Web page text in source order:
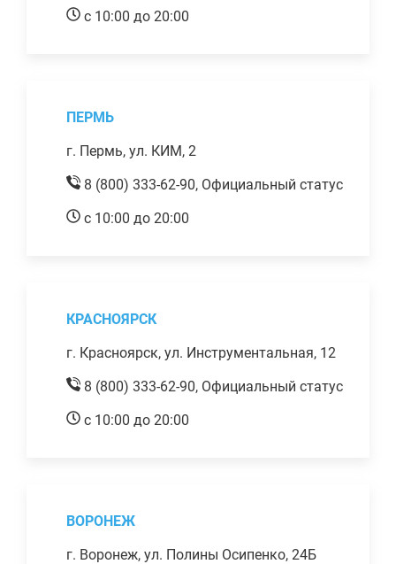
с 10:00 до 20:00
ПЕРМЬ
г. Пермь, ул. КИМ, 2
8 (800) 333-62-90, Официальный статус
с 10:00 до 20:00
КРАСНОЯРСК
г. Красноярск, ул. Инструментальная, 12
8 (800) 333-62-90, Официальный статус
с 10:00 до 20:00
ВОРОНЕЖ
г. Воронеж, ул. Полины Осипенко, 24Б